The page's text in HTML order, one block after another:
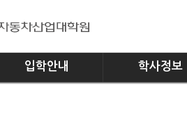
입학안내 학사정보